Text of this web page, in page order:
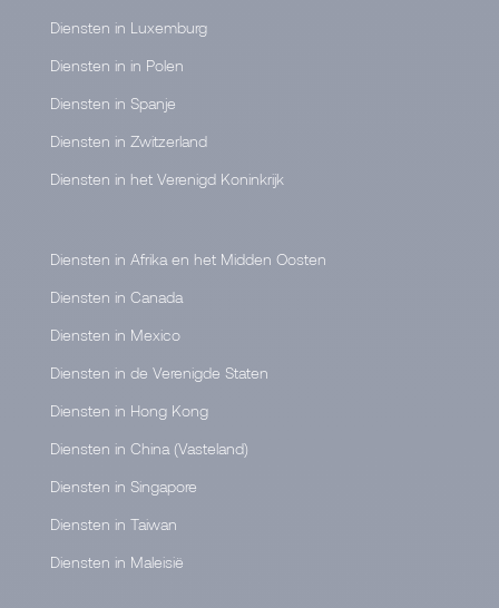
Diensten in Luxemburg
Diensten in in Polen
Diensten in Spanje
Diensten in Zwitzerland
Diensten in het Verenigd Koninkrijk
Diensten in Afrika en het Midden Oosten
Diensten in Canada
Diensten in Mexico
Diensten in de Verenigde Staten
Diensten in Hong Kong
Diensten in China (Vasteland)
Diensten in Singapore
Diensten in Taiwan
Diensten in Maleisië